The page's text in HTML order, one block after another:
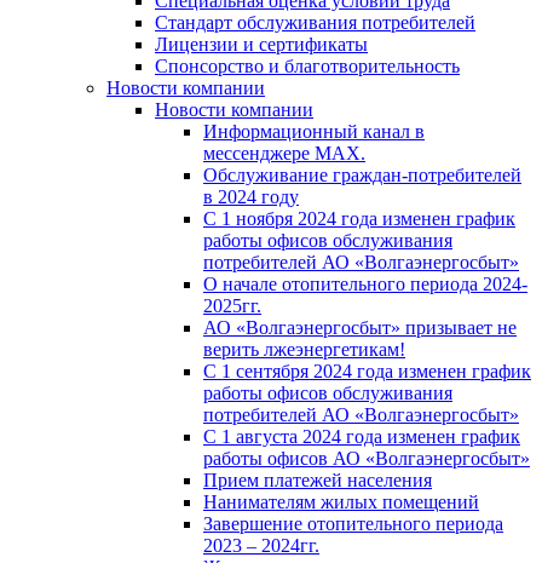
Стандарт обслуживания потребителей
Лицензии и сертификаты
Спонсорство и благотворительность
Новости компании
Новости компании
Информационный канал в
мессенджере MAX.
Обслуживание граждан-потребителей
в 2024 году
С 1 ноября 2024 года изменен график
работы офисов обслуживания
потребителей АО «Волгаэнергосбыт»
О начале отопительного периода 2024-
2025гг.
АО «Волгаэнергосбыт» призывает не
верить лжеэнергетикам!
С 1 сентября 2024 года изменен график
работы офисов обслуживания
потребителей АО «Волгаэнергосбыт»
С 1 августа 2024 года изменен график
работы офисов АО «Волгаэнергосбыт»
Прием платежей населения
Нанимателям жилых помещений
Завершение отопительного периода
2023 – 2024гг.